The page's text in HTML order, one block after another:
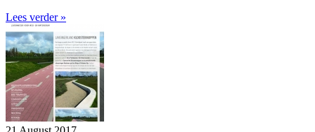
Lees verder »